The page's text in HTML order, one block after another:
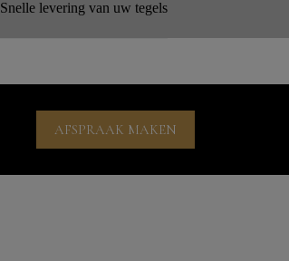
Snelle levering van uw tegels
AFSPRAAK MAKEN